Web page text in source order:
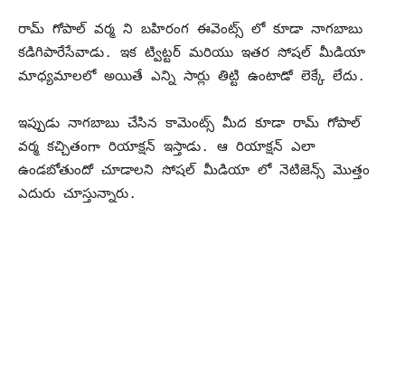
రామ్ గోపాల్ వర్మ ని బహిరంగ ఈవెంట్స్ లో కూడా నాగబాబు
కడిగిపారేసేవాడు. ఇక ట్విట్టర్ మరియు ఇతర సోషల్ మీడియా
మాధ్యమాలలో అయితే ఎన్ని సార్లు తిట్టి ఉంటాడో లెక్కే లేదు.
ఇప్పుడు నాగబాబు చేసిన కామెంట్స్ మీద కూడా రామ్ గోపాల్
వర్మ కచ్చితంగా రియాక్షన్ ఇస్తాడు. ఆ రియాక్షన్ ఎలా
ఉండబోతుందో చూడాలని సోషల్ మీడియా లో నెటిజెన్స్ మొత్తం
ఎదురు చూస్తున్నారు.